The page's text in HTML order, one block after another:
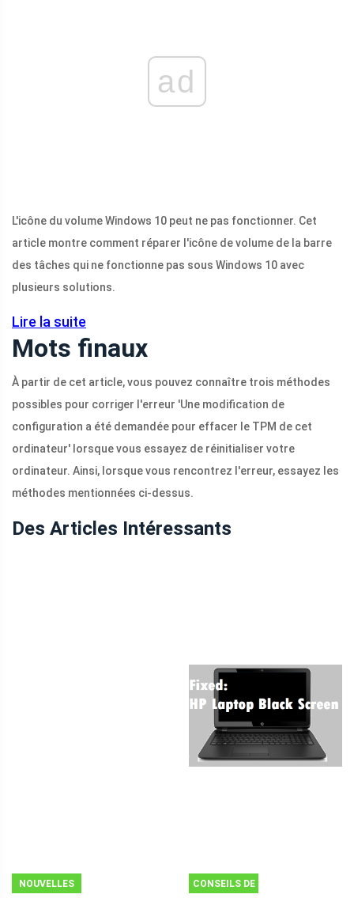
ad
L'icône du volume Windows 10 peut ne pas fonctionner. Cet
article montre comment réparer l'icône de volume de la barre
des tâches qui ne fonctionne pas sous Windows 10 avec
plusieurs solutions.
Lire la suite
Mots finaux
À partir de cet article, vous pouvez connaître trois méthodes
possibles pour corriger l'erreur 'Une modification de
configuration a été demandée pour effacer le TPM de cet
ordinateur' lorsque vous essayez de réinitialiser votre
ordinateur. Ainsi, lorsque vous rencontrez l'erreur, essayez les
méthodes mentionnées ci-dessus.
Des Articles Intéressants
NOUVELLES
CONSEILS DE